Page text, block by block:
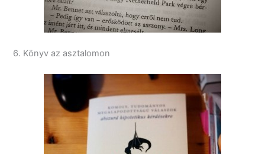
6. Könyv az asztalomon